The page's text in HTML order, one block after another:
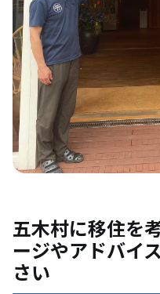
五木村に移住を
ージやアドバイ
さい